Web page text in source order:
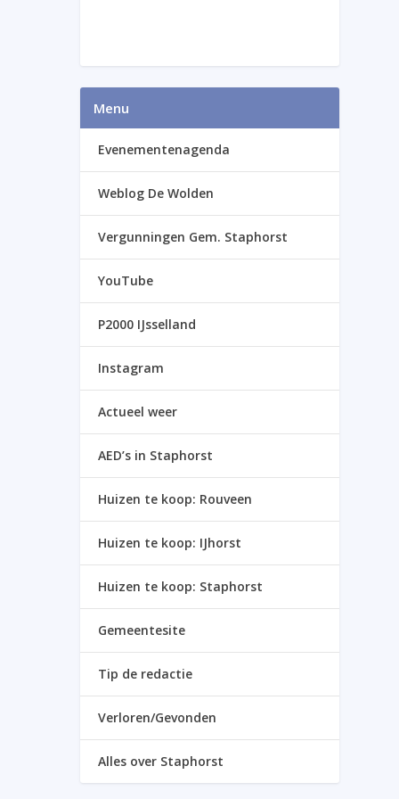
Menu
Evenementenagenda
Weblog De Wolden
Vergunningen Gem. Staphorst
YouTube
P2000 IJsselland
Instagram
Actueel weer
AED’s in Staphorst
Huizen te koop: Rouveen
Huizen te koop: IJhorst
Huizen te koop: Staphorst
Gemeentesite
Tip de redactie
Verloren/Gevonden
Alles over Staphorst